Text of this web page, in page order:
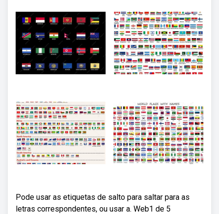
Pode usar as etiquetas de salto para saltar para as
letras correspondentes, ou usar a. Web1 de 5